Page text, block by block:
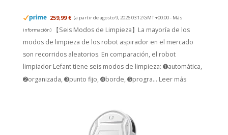
259,99 € (a partir de agosto 9, 2026 03:12 GMT +00:00 - Más
información)
【Seis Modos de Limpieza】La mayoría de los
modos de limpieza de los robot aspirador en el mercado
son recorridos aleatorios. En comparación, el robot
limpiador Lefant tiene seis modos de limpieza: ➊automática,
➋organizada, ➌punto fijo, ➍borde, ➎progra... Leer más